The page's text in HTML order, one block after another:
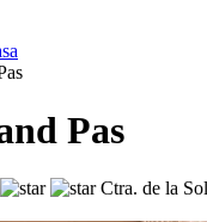
Pas
Ctra. de la